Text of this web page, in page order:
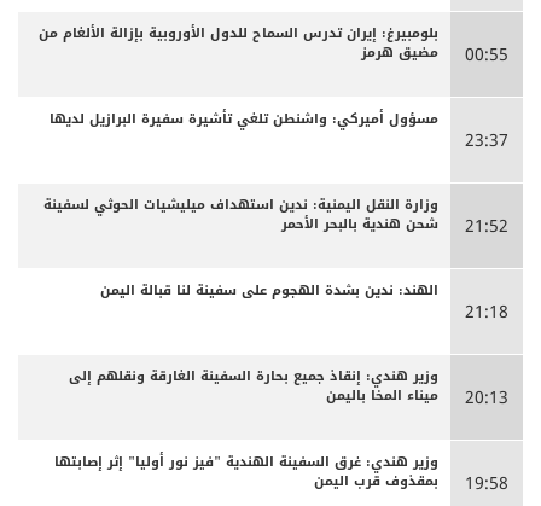
00:55
بلومبيرغ: إيران تدرس السماح للدول الأوروبية بإزالة الألغام من
مضيق هرمز
23:37
مسؤول أميركي: واشنطن تلغي تأشيرة سفيرة البرازيل لديها
21:52
وزارة النقل اليمنية: ندين استهداف ميليشيات الحوثي لسفينة
شحن هندية بالبحر الأحمر
21:18
الهند: ندين بشدة الهجوم على سفينة لنا قبالة اليمن
20:13
وزير هندي: إنقاذ جميع بحارة السفينة الغارقة ونقلهم إلى
ميناء المخا باليمن
19:58
وزير هندي: غرق السفينة الهندية "فيز نور أوليا" إثر إصابتها
بمقذوف قرب اليمن